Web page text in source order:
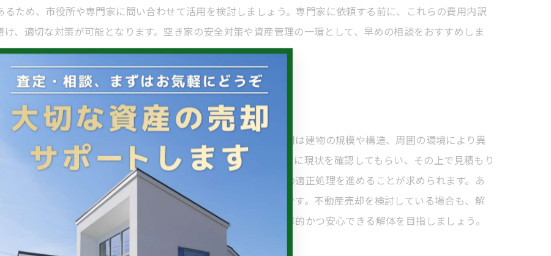
ため、市役所や専門家に問い合わせて活用を検討しましょう。専門家に依頼する前に、これらの費用内訳
、適切な対策が可能となります。空き家の安全対策や資産管理の一環として、早めの相談をおすすめしま
スムーズな進め方
や資産価値の低下を防ぐために重要なステップです。解体費用は建物の規模や構造、周囲の環境により異
場とされています。解体の際は、まず市の相談窓口や専門業者に現状を確認してもらい、その上で見積もり
ロセスでは、近隣への配慮を徹底し、許認可の取得や廃棄物の適正処理を進めることが求められます。あ
ることで、トラブルなくスムーズに作業が完了したとのことです。不動産売却を検討している場合も、解
大切です。吉野川市では、専門家のアドバイスを活用し、効率的かつ安心できる解体を目指しましょう。